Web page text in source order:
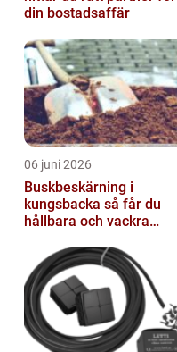
din bostadsaffär
06 juni 2026
Buskbeskärning i
kungsbacka så får du
hållbara och vackra